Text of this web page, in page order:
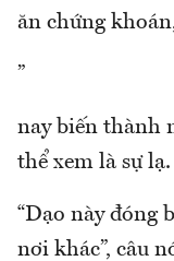
ăn chứng
”
nay biến thành
thể xem là sự lạ.
“Dạo này đóng
nơi khác”, câu